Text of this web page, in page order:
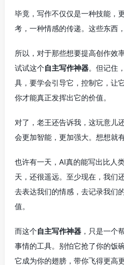
毕竟，写作不仅仅是一种技能，
考，一种情感的传递。这些东西
所以，对于那些想要提高创作效
试试这个自主写作神器。但记住
具，要学会引导它，控制它，让
你才能真正发挥出它的价值。
对了，老王还告诉我，这玩意儿
会更加智能，更加强大。想想就
也许有一天，AI真的能写出比人
天，还很遥远。至少现在，我们
去表达我们的情感，去记录我们
值。
而这个自主写作神器 ，只是一个
事情的工具。别怕它抢了你的饭
它成为你的翅膀，带你飞得更高更